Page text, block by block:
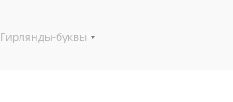
Гирлянды-буквы